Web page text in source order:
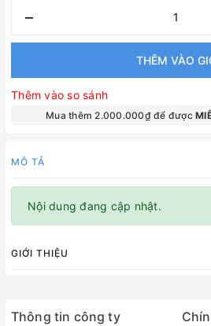
–
THÊM VÀO
Thêm vào so sánh
Mua thêm 2.000.000₫ để được
MÔ TẢ
Nội dung đang cập nhật.
GIỚI THIỆU
Thông tin công ty